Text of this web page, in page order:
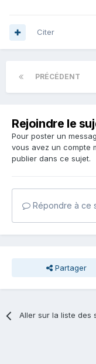
Citer
PRÉCÉDENT
Rejoindre le
Pour poster un
vous avez un compte
publier dans ce sujet.
Répondre à ce
Partager
Aller sur la liste des